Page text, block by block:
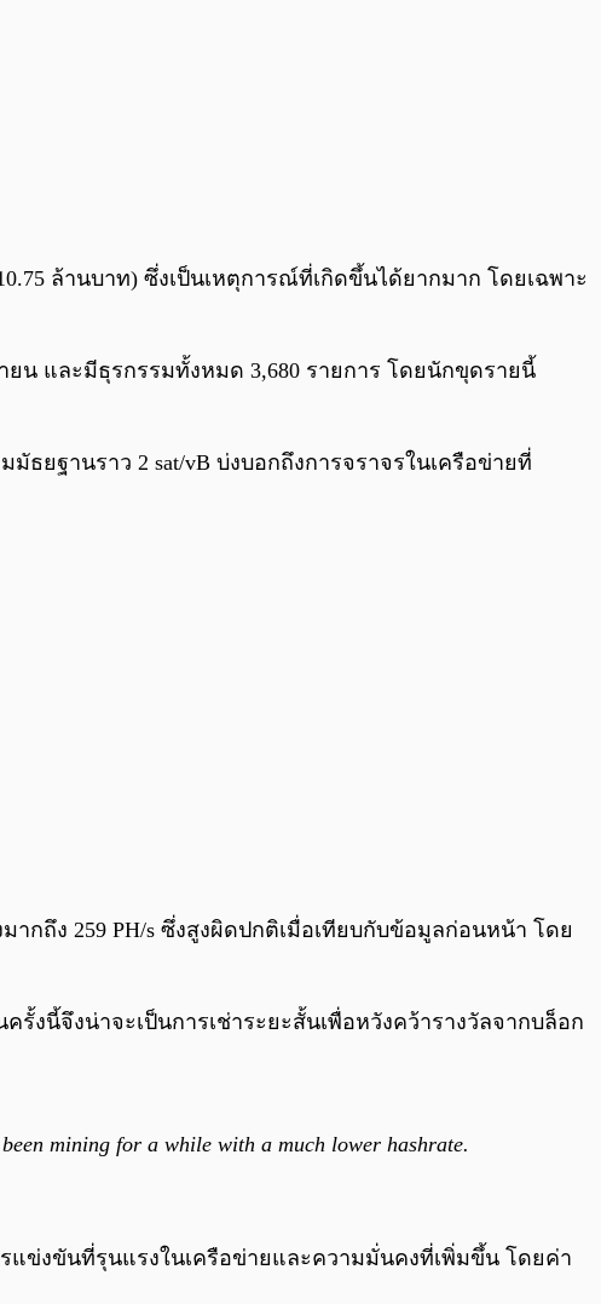
0:00
ล้านบาท) ซึ่งเป็นเหตุการณ์ที่เกิดขึ้นได้ยากมาก โดยเฉพาะ
ยน และมีธุรกรรมทั้งหมด 3,680 รายการ โดยนักขุดรายนี้
ยฐานราว 2 sat/vB บ่งบอกถึงการจราจรในเครือข่ายที่
กถึง 259 PH/s ซึ่งสูงผิดปกติเมื่อเทียบกับข้อมูลก่อนหน้า โดย
นี้จึงน่าจะเป็นการเช่าระยะสั้นเพื่อหวังคว้ารางวัลจากบล็อก
mining for a while with a much lower hashrate.
แข่งขันที่รุนแรงในเครือข่ายและความมั่นคงที่เพิ่มขึ้น โดยค่า